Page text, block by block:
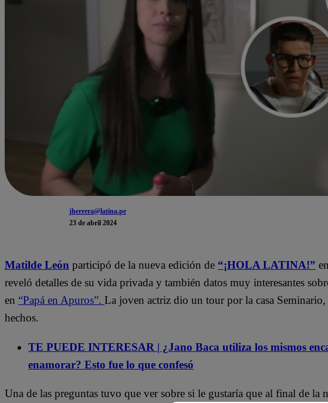
jherrera@latina.pe
23 de abril 2024
Matilde León participó de la nueva edición de “¡HOLA LATINA!”
reveló detalles de su vida privada y también datos muy interesantes
en “Papá en Apuros”. La joven actriz dio un tour por la casa Seminario,
hechos.
TE PUEDE INTERESAR | ¿Jano Baca utiliza los mismos
enamorar? Esto fue lo que confesó
Una de las preguntas tuvo que ver sobre si le gustaría que al final de la